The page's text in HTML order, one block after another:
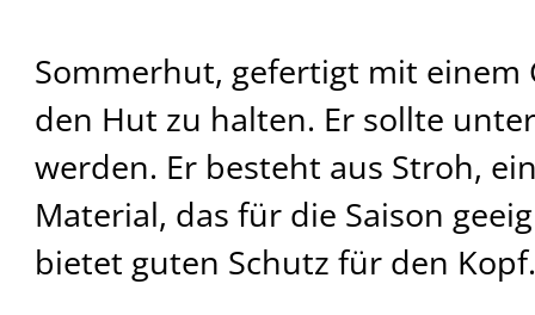
Sommerhut, gefertigt mit einem
den Hut zu halten. Er sollte
werden. Er besteht aus Stroh,
Material, das für die Saison
bietet guten Schutz für den Kopf.